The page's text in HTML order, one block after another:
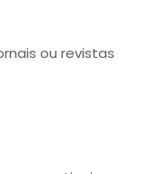
ou revistas